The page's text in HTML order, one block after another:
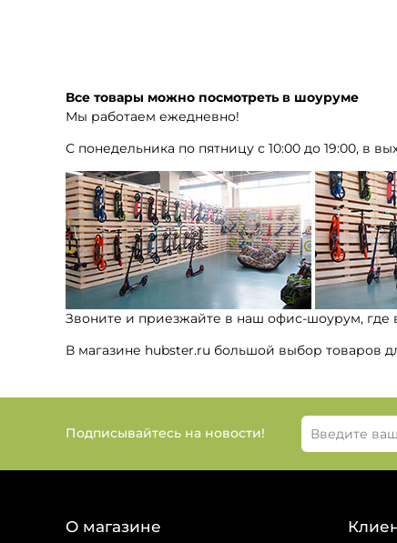
Все товары можно посмотреть в шоуруме
Мы работаем ежедневно!
С понедельника по пятницу с 10:00 до 19:00, в
Звоните и приезжайте в наш офис-шоурум, где
В магазине hubster.ru большой выбор товаров
Подписывайтесь на новости!
О магазине